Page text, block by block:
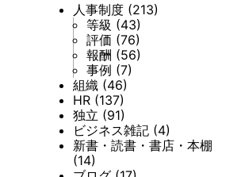
人事制度(213)
等級 (43)
評価 (76)
報酬 (56)
事例 (7)
組織(46)
HR(137)
独立 (91)
ビジネス雑記(4)
新書・読書・書店・本棚
(14)